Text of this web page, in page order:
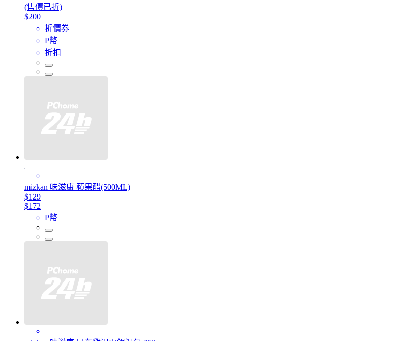
(售價已折)
$200
折價券
P幣
折扣
mizkan 味滋康 蘋果醋(500ML)
$129
$172
P幣